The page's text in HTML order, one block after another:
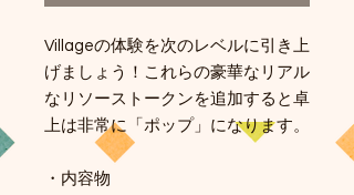
Villageの体験を次のレベルに引き上
げましょう！これらの豪華なリアル
なリソーストークンを追加すると卓
上は非常に「ポップ」になります。
・内容物